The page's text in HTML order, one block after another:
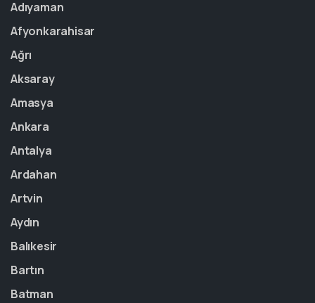
Adıyaman
Afyonkarahisar
Ağrı
Aksaray
Amasya
Ankara
Antalya
Ardahan
Artvin
Aydın
Balıkesir
Bartın
Batman